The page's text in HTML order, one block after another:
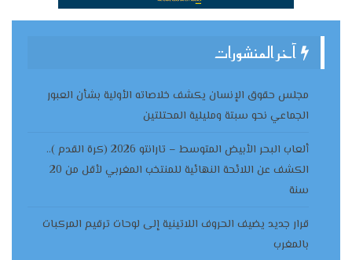
آخر المنشورات
مجلس حقوق الإنسان يكشف خلاصاته الأولية بشأن العبور
الجماعي نحو سبتة ومليلية المحتلتين
ألعاب البحر الأبيض المتوسط – تارانتو 2026 (كرة القدم )..
الكشف عن اللائحة النهائية للمنتخب المغربي لأقل من 20
سنة
قرار جديد يضيف الحروف اللاتينية إلى لوحات ترقيم المركبات
بالمغرب